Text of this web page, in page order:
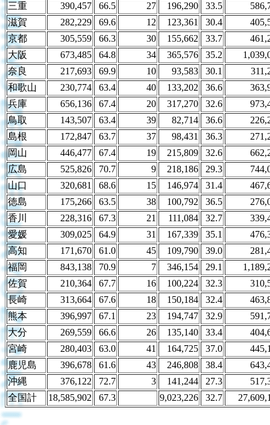
三重
390,457 66.5 27 196,290 33.5
滋賀
282,229 69.6 12 123,361 30.4
京都
305,559 66.3 30 155,662 33.7
大阪
673,485 64.8 34 365,576 35.2
奈良
217,693 69.9 10 93,583 30.1
和歌山
230,774 63.4 40 133,202 36.6
兵庫
656,136 67.4 20 317,270 32.6
鳥取
143,507 63.4 39 82,714 36.6
島根
172,847 63.7 37 98,431 36.3
岡山
446,477 67.4 19 215,809 32.6
広島
525,826 70.7 9 218,186 29.3
山口
320,681 68.6 15 146,974 31.4
徳島
175,266 63.5 38 100,792 36.5
香川
228,316 67.3 21 111,084 32.7
愛媛
309,025 64.9 31 167,339 35.1
高知
171,670 61.0 45 109,790 39.0
福岡
843,138 70.9 7 346,154 29.1
佐賀
210,364 67.7 16 100,224 32.3
長崎
313,664 67.6 18 150,184 32.4
熊本
396,997 67.1 23 194,747 32.9
大分
269,559 66.6 26 135,140 33.4
宮崎
280,403 63.0 41 164,725 37.0
鹿児島
396,678 61.6 43 246,808 38.4
沖縄
376,122 72.7 3 141,244 27.3
全国計
18,585,902 67.3 9,023,226 32.7